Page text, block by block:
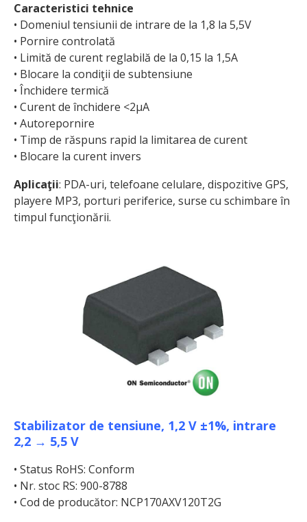
Caracteristici tehnice
• Domeniul tensiunii de intrare de la 1,8 la 5,5V
• Pornire controlată
• Limită de curent reglabilă de la 0,15 la 1,5A
• Blocare la condiţii de subtensiune
• Închidere termică
• Curent de închidere <2µA
• Autorepornire
• Timp de răspuns rapid la limitarea de curent
• Blocare la curent invers
Aplicaţii: PDA-uri, telefoane celulare, dispozitive GPS,
playere MP3, porturi periferice, surse cu schimbare în
timpul funcţionării.
Stabilizator de tensiune, 1,2 V ±1%, intrare
2,2 → 5,5 V
• Status RoHS: Conform
• Nr. stoc RS: 900-8788
• Cod de producător: NCP170AXV120T2G